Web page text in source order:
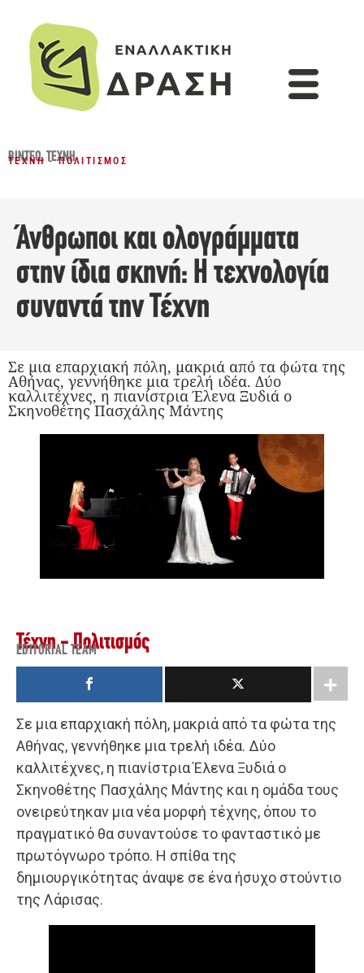
ΒΊΝΤΕΟ,ΤΈΧΝΗ
ΤΈΧΝΗ - ΠΟΛΙΤΙΣΜΌΣ
Άνθρωποι και ολογράμματα
στην ίδια σκηνή: Η τεχνολογία
συναντά την Τέχνη
Σε μια επαρχιακή πόλη, μακριά από τα φώτα της
Αθήνας, γεννήθηκε μια τρελή ιδέα. Δύο
καλλιτέχνες, η πιανίστρια Έλενα Ξυδιά ο
Σκηνοθέτης Πασχάλης Μάντης
Τέχνη - Πολιτισμός
EDITORIAL TEAM
Σε μια επαρχιακή πόλη, μακριά από τα φώτα της
Αθήνας, γεννήθηκε μια τρελή ιδέα. Δύο
καλλιτέχνες, η πιανίστρια Έλενα Ξυδιά ο
Σκηνοθέτης Πασχάλης Μάντης και η ομάδα τους
ονειρεύτηκαν μια νέα μορφή τέχνης, όπου το
πραγματικό θα συναντούσε το φανταστικό με
πρωτόγνωρο τρόπο. Η σπίθα της
δημιουργικότητας άναψε σε ένα ήσυχο στούντιο
της Λάρισας.